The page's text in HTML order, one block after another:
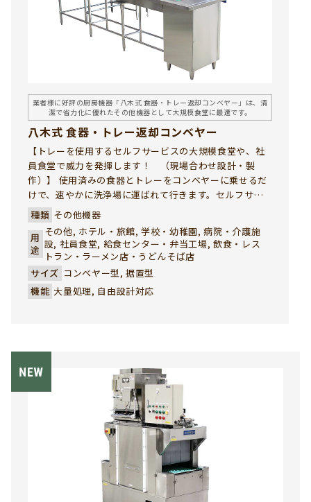
業者様に好評の厨房機器「八木式 食器・トレー返却コンベヤー」は、清
潔で省力化に優れたその他機器として大規模食堂に最適です。
八木式 食器・トレー返却コンベヤー
【トレーを使用するセルフサービスの大規模食堂や、社
員食堂で威力を発揮します！ （現場合わせ設計・製
作）】 使用済みの食器とトレーをコンベヤーに乗せるだ
けで、速やかに洗浄場に運ばれて行きます。セルフサー
ビス食堂のトレー返却口の混雑を解消し、山積みされた
汚れた食器で美観を損ねこともありません。社員食堂、
学生食堂で、ご採用いただき多数の実績を誇っていま
す。 八木式 食器・トレー返却コンベヤーは、厨房機器の
中でも特に業者様から高い評価をいただいているその他
機器の一つです。使用済みの食器類をスムーズに洗浄エ
リアへ搬送することで、作業効率が大幅に向上。導線の
実績があります。業者様の課題を解決する、実用性と信
頼性に優れた返却コンベヤーです。
種類 その他機器
用
途
その他, ホテル・旅館, 学校・幼稚園, 病院・介護施
設, 社員食堂, 給食センター・弁当工場, 飲食・レス
トラン・ラーメン店・うどんそば店
サイズ コンベヤー型, 据置型
機能 大量処理, 自由設計対応